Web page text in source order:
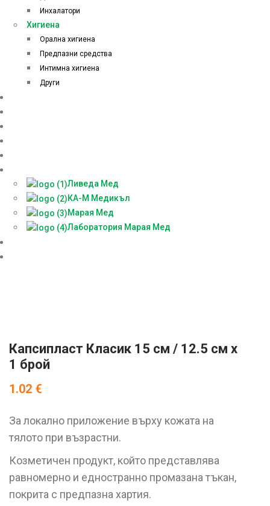
Инхалатори
Хигиена
Орална хигиена
Предпазни средства
Интимна хигиена
Други
Ливеда Мед
КА-М Медикъл
Марая Мед
Лаборатория Марая Мед
Капсипласт Класик 15 см / 12.5 см x
1 брой
1.02 €
За локално приложение върху кожата на
тялото при възрастни.
Козметичен продукт, който представлява
равномерно и едностранно промазана тъкан,
покрита с предпазна хартия.